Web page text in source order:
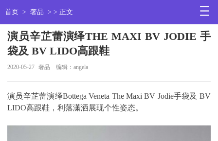
首页 > 奢品 > > 正文
演员辛芷蕾演绎THE MAXI BV JODIE 手
袋及 BV LIDO高跟鞋
2020-05-27 奢品 编辑：angela
演员辛芷蕾演绎Bottega Veneta The Maxi BV Jodie手袋及 BV
LIDO高跟鞋，利落潇洒展现个性姿态。